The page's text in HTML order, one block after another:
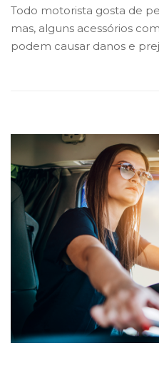
Todo motorista gosta de
mas, alguns acessórios
podem causar danos e